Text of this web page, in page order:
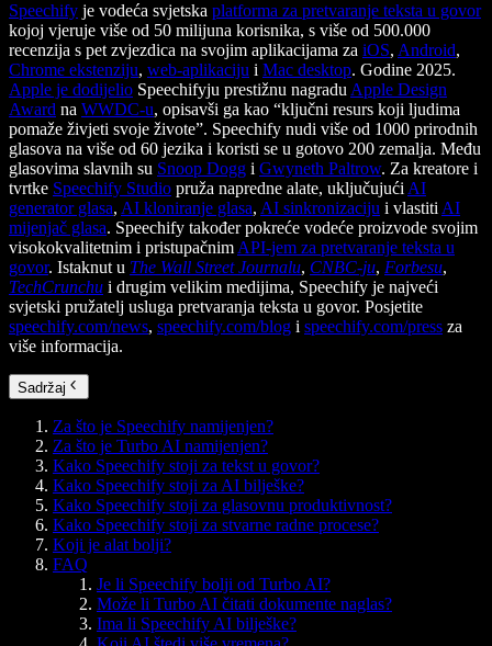
Speechify je vodeća svjetska platforma za pretvaranje teksta u govor
kojoj vjeruje više od 50 milijuna korisnika, s više od 500.000
recenzija s pet zvjezdica na svojim aplikacijama za iOS, Android,
Chrome ekstenziju, web-aplikaciju i Mac desktop. Godine 2025.
Apple je dodijelio Speechifyju prestižnu nagradu Apple Design
Award na WWDC-u, opisavši ga kao “ključni resurs koji ljudima
pomaže živjeti svoje živote”. Speechify nudi više od 1000 prirodnih
glasova na više od 60 jezika i koristi se u gotovo 200 zemalja. Među
glasovima slavnih su Snoop Dogg i Gwyneth Paltrow. Za kreatore i
tvrtke Speechify Studio pruža napredne alate, uključujući AI
generator glasa, AI kloniranje glasa, AI sinkronizaciju i vlastiti AI
mijenjač glasa. Speechify također pokreće vodeće proizvode svojim
visokokvalitetnim i pristupačnim API-jem za pretvaranje teksta u
govor. Istaknut u The Wall Street Journalu, CNBC-ju, Forbesu,
TechCrunchu i drugim velikim medijima, Speechify je najveći
svjetski pružatelj usluga pretvaranja teksta u govor. Posjetite
speechify.com/news, speechify.com/blog i speechify.com/press za
više informacija.
Sadržaj
Za što je Speechify namijenjen?
Za što je Turbo AI namijenjen?
Kako Speechify stoji za tekst u govor?
Kako Speechify stoji za AI bilješke?
Kako Speechify stoji za glasovnu produktivnost?
Kako Speechify stoji za stvarne radne procese?
Koji je alat bolji?
FAQ
Je li Speechify bolji od Turbo AI?
Može li Turbo AI čitati dokumente naglas?
Ima li Speechify AI bilješke?